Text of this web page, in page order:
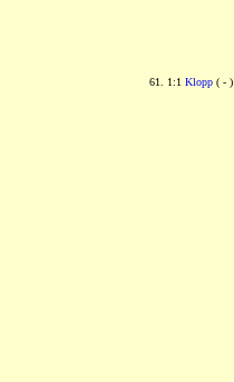
61. 1:1 Klopp( - )